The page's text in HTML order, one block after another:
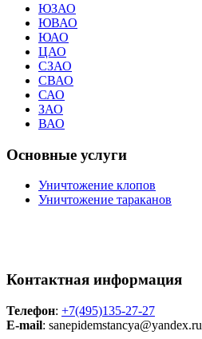
ЮЗАО
ЮВАО
ЮАО
ЦАО
СЗАО
СВАО
САО
ЗАО
ВАО
Основные услуги
Уничтожение клопов
Уничтожение тараканов
Контактная информация
Телефон: +7(495)135-27-27
E-mail: sanepidemstancya@yandex.ru